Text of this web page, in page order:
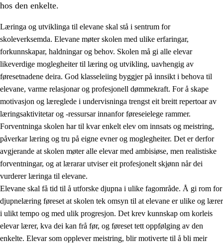
3. Prinsipp for praksisen i skolen
3.1 Eit inkluderande læringsmiljø
3.2 Undervisning og tilpassa opplæring
3.3 Samarbeid mellom heim og skole
3.4 Opplæring i lærebedrift og arbeidsliv
3.5 Profesjonsfellesskap og skoleutvikling
hos den enkelte.
Læringa og utviklinga til elevane skal stå i sentrum for
skoleverksemda. Elevane møter skolen med ulike erfaringar,
forkunnskapar, haldningar og behov. Skolen må gi alle elevar
likeverdige moglegheiter til læring og utvikling, uavhengig av
føresetnadene deira. God klasseleiing byggjer på innsikt i behova til
elevane, varme relasjonar og profesjonell dømmekraft. For å skape
motivasjon og læreglede i undervisninga trengst eit breitt repertoar av
læringsaktivitetar og -ressursar innanfor føreseielege rammer.
Forventninga skolen har til kvar enkelt elev om innsats og meistring,
påverkar læring og tru på eigne evner og moglegheiter. Det er derfor
avgjerande at skolen møter alle elevar med ambisiøse, men realistiske
forventningar, og at lærarar utviser eit profesjonelt skjønn når dei
vurderer læringa til elevane.
Elevane skal få tid til å utforske djupna i ulike fagområde. Å gi rom for
djupnelæring føreset at skolen tek omsyn til at elevane er ulike og lærer
i ulikt tempo og med ulik progresjon. Det krev kunnskap om korleis
elevar lærer, kva dei kan frå før, og føreset tett oppfølging av den
enkelte. Elevar som opplever meistring, blir motiverte til å bli meir